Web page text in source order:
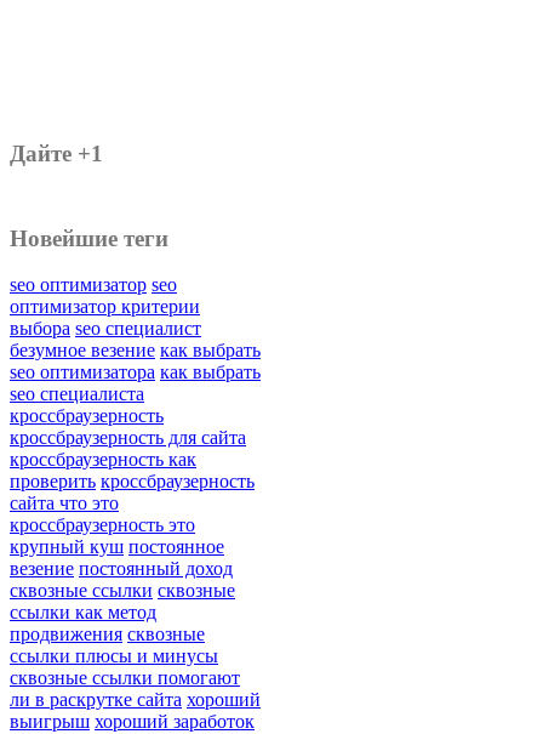
Дайте +1
Новейшие теги
seo оптимизатор seo
оптимизатор критерии
выбора seo специалист
безумное везение как выбрать
seo оптимизатора как выбрать
seo специалиста
кроссбраузерность
кроссбраузерность для сайта
кроссбраузерность как
проверить кроссбраузерность
сайта что это
кроссбраузерность это
крупный куш постоянное
везение постоянный доход
сквозные ссылки сквозные
ссылки как метод
продвижения сквозные
ссылки плюсы и минусы
сквозные ссылки помогают
ли в раскрутке сайта хороший
выигрыш хороший заработок